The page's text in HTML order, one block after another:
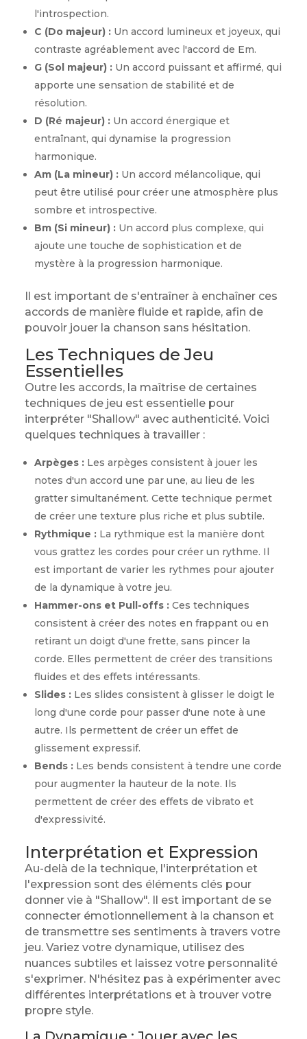
l'introspection.
C (Do majeur) :Un accord lumineux et joyeux, qui
contraste agréablement avec l'accord de Em.
G (Sol majeur) :Un accord puissant et affirmé, qui
apporte une sensation de stabilité et de
résolution.
D (Ré majeur) :Un accord énergique et
entraînant, qui dynamise la progression
harmonique.
Am (La mineur) :Un accord mélancolique, qui
peut être utilisé pour créer une atmosphère plus
sombre et introspective.
Bm (Si mineur) :Un accord plus complexe, qui
ajoute une touche de sophistication et de
mystère à la progression harmonique.
Il est important de s'entraîner à enchaîner ces
accords de manière fluide et rapide, afin de
pouvoir jouer la chanson sans hésitation.
Les Techniques de Jeu
Essentielles
Outre les accords, la maîtrise de certaines
techniques de jeu est essentielle pour
interpréter "Shallow" avec authenticité. Voici
quelques techniques à travailler :
Arpèges :Les arpèges consistent à jouer les
notes d'un accord une par une, au lieu de les
gratter simultanément. Cette technique permet
de créer une texture plus riche et plus subtile.
Rythmique :La rythmique est la manière dont
vous grattez les cordes pour créer un rythme. Il
est important de varier les rythmes pour ajouter
de la dynamique à votre jeu.
Hammer-ons et Pull-offs :Ces techniques
consistent à créer des notes en frappant ou en
retirant un doigt d'une frette, sans pincer la
corde. Elles permettent de créer des transitions
fluides et des effets intéressants.
Slides :Les slides consistent à glisser le doigt le
long d'une corde pour passer d'une note à une
autre. Ils permettent de créer un effet de
glissement expressif.
Bends :Les bends consistent à tendre une corde
pour augmenter la hauteur de la note. Ils
permettent de créer des effets de vibrato et
d'expressivité.
Interprétation et Expression
Au-delà de la technique, l'interprétation et
l'expression sont des éléments clés pour
donner vie à "Shallow". Il est important de se
connecter émotionnellement à la chanson et
de transmettre ses sentiments à travers votre
jeu. Variez votre dynamique, utilisez des
nuances subtiles et laissez votre personnalité
s'exprimer. N'hésitez pas à expérimenter avec
différentes interprétations et à trouver votre
propre style.